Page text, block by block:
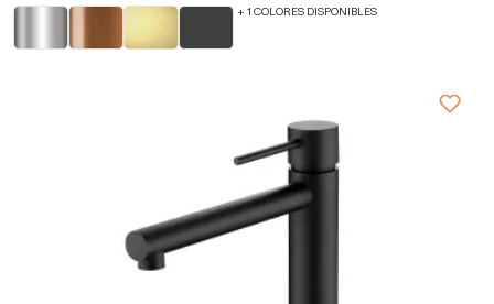
+ 1 COLORES DISPONIBLES